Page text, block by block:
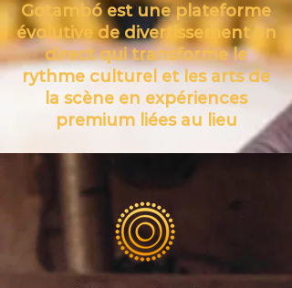
Gotambó est une plateforme
évolutive de divertissement en
direct qui transforme le
rythme culturel et les arts de
la scène en expériences
premium liées au lieu